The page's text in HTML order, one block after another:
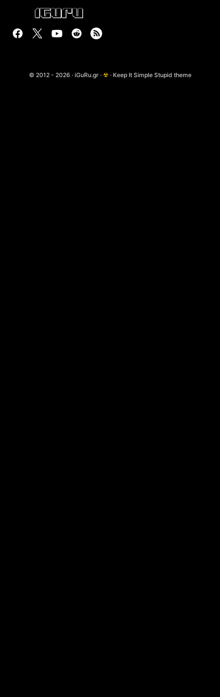
© 2012 - 2026 · iGuRu.gr · ☢ · Keep It Simple Stupid theme